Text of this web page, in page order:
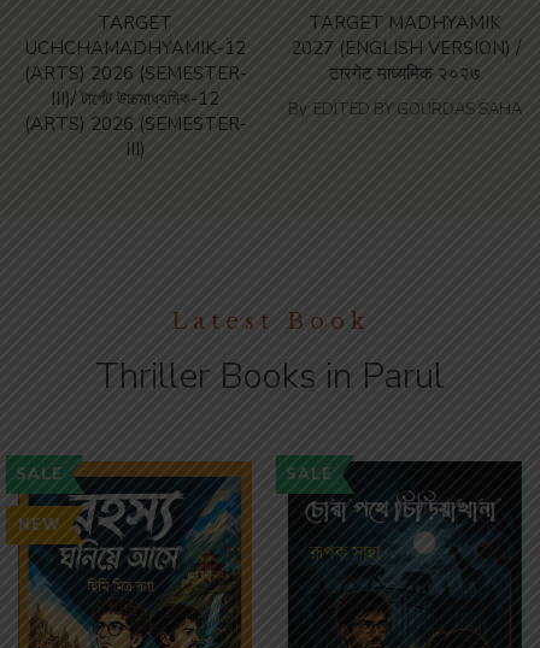
TARGET
UCHCHAMADHYAMIK-12
(ARTS) 2026 (SEMESTER-
III)/ টার্গেট উচ্চমাধ্যমিক-12
(ARTS) 2026 (SEMESTER-
III)
TARGET MADHYAMIK
2027 (ENGLISH VERSION) /
टारगेट माध्यमिक २०२७
By EDITED BY GOURDAS SAHA
Latest Book
Thriller Books in Parul
SALE
NEW
SALE